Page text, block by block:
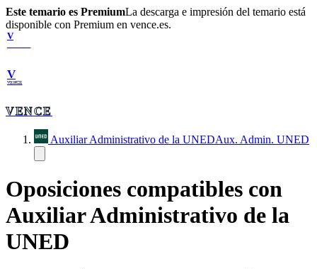
Este temario es PremiumLa descarga e impresión del temario está
disponible con Premium en vence.es.
V
V
VENCE
VENCE
Auxiliar Administrativo de la UNEDAux. Admin. UNED
Oposiciones compatibles con
Auxiliar Administrativo de la
UNED